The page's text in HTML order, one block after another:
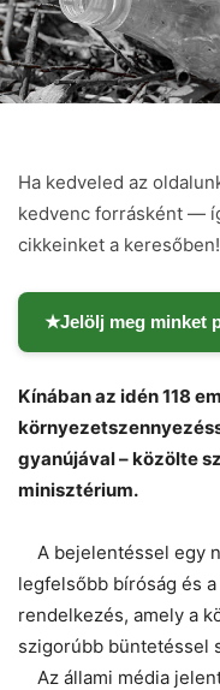
Ha kedveled az
kedvenc forrásként —
cikkeinket a keresőben!
★Jelölj meg minket
Kínában az idén 118
gyanújával – közölte
minisztérium.
A bejelentéssel egy
legfelsőbb bíróság és
rendelkezés, amely a
szigorúbb büntetéssel
Az állami média